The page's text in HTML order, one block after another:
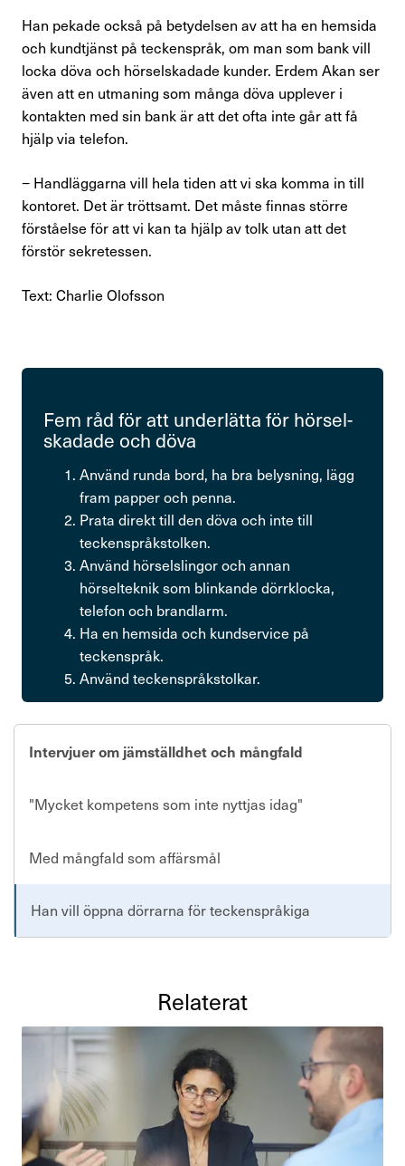
Han pekade också på betydelsen av att ha en hemsida
och kundtjänst på teckenspråk, om man som bank vill
locka döva och hörselskadade kunder. Erdem Akan ser
även att en utmaning som många döva upplever i
kontak­ten med sin bank är att det ofta inte går att få
hjälp via telefon.
− Handläggarna vill hela tiden att vi ska komma in till
kontoret. Det är tröttsamt. Det måste finnas större
förståelse för att vi kan ta hjälp av tolk utan att det
förstör sekretessen.
Text: Charlie Olofsson
Fem råd för att under­lätta för hörsel­
ska­dade och döva
Använd runda bord, ha bra belys­ning, lägg
fram papper och penna.
Prata direkt till den döva och inte till
teckenspråkstolken.
Använd hörselslingor och annan
hörselteknik som blinkande dörr­klocka,
telefon och brandlarm.
Ha en hemsida och kundservice på
teckenspråk.
Använd teckenspråkstolkar.
Intervjuer om jämställdhet och mångfald
"Mycket kompetens som inte nyttjas idag"
Med mångfald som affärsmål
Han vill öppna dörrarna för teckenspråkiga
Rela­terat